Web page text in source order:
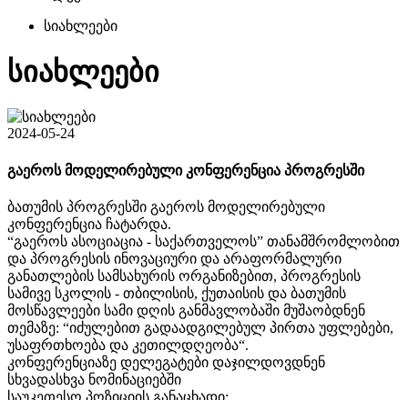
სიახლეები
სიახლეები
2024-05-24
გაეროს მოდელირებული კონფერენცია პროგრესში
ბათუმის პროგრესში გაეროს მოდელირებული
კონფერენცია ჩატარდა.
“გაეროს ასოციაცია - საქართველოს” თანამშრომლობით
და პროგრესის ინოვაციური და არაფორმალური
განათლების სამსახურის ორგანიზებით, პროგრესის
სამივე სკოლის - თბილისის, ქუთაისის და ბათუმის
მოსწავლეები სამი დღის განმავლობაში მუშაობდნენ
თემაზე: “იძულებით გადაადგილებულ პირთა უფლებები,
უსაფრთხოება და კეთილდღეობა“.
კონფერენციაზე დელეგატები დაჯილდოვდნენ
სხვადასხვა ნომინაციებში
საუკეთესო პოზიციის განაცხადი: